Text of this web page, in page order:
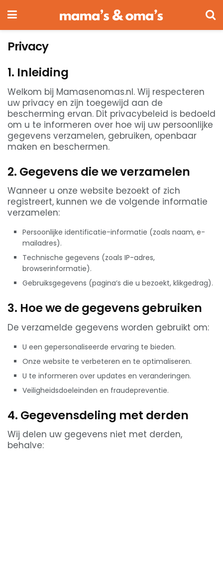
Privacy
1. Inleiding
Welkom bij Mamasenomas.nl. Wij respecteren
uw privacy en zijn toegewijd aan de
bescherming ervan. Dit privacybeleid is bedoeld
om u te informeren over hoe wij uw persoonlijke
gegevens verzamelen, gebruiken, openbaar
maken en beschermen.
2. Gegevens die we verzamelen
Wanneer u onze website bezoekt of zich
registreert, kunnen we de volgende informatie
verzamelen:
Persoonlijke identificatie-informatie (zoals naam, e-
mailadres).
Technische gegevens (zoals IP-adres,
browserinformatie).
Gebruiksgegevens (pagina’s die u bezoekt, klikgedrag).
3. Hoe we de gegevens gebruiken
De verzamelde gegevens worden gebruikt om:
U een gepersonaliseerde ervaring te bieden.
Onze website te verbeteren en te optimaliseren.
U te informeren over updates en veranderingen.
Veiligheidsdoeleinden en fraudepreventie.
4. Gegevensdeling met derden
Wij delen uw gegevens niet met derden,
behalve: